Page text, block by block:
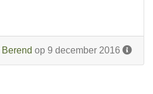
Berend op 9 december 2016